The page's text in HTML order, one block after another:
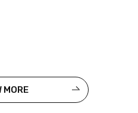
MORE